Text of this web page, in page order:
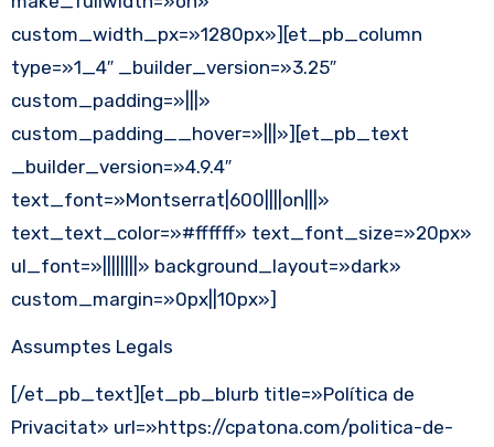
custom_width_px=»1280px»][et_pb_column
type=»1_4″ _builder_version=»3.25″
custom_padding=»|||»
custom_padding__hover=»|||»][et_pb_text
_builder_version=»4.9.4″
text_font=»Montserrat|600||||on|||»
text_text_color=»#ffffff» text_font_size=»20px»
ul_font=»||||||||» background_layout=»dark»
custom_margin=»0px||10px»]
Assumptes Legals
[/et_pb_text][et_pb_blurb title=»Política de
Privacitat» url=»https://cpatona.com/politica-de-